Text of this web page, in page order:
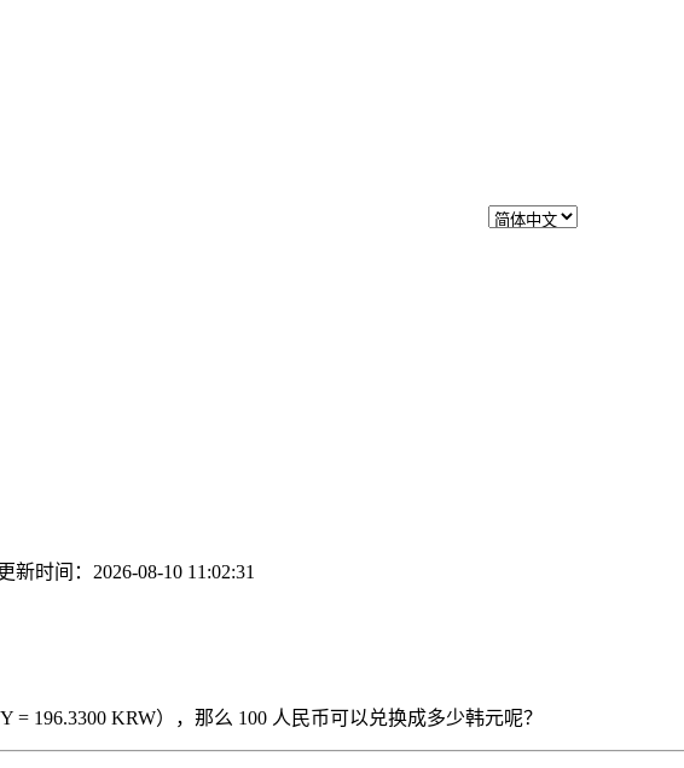
新时间：2026-08-10 11:02:31
= 196.3300 KRW），那么 100 人民币可以兑换成多少韩元呢？